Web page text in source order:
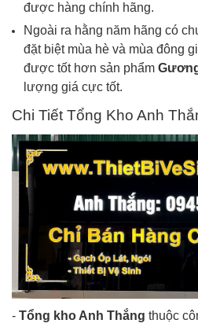
được hàng chính hãng.
Ngoài ra hằng năm hãng có
đặt biệt mùa hè và mùa đông
được tốt hơn sản phẩm
lượng giá cực tốt.
Chi Tiết Tổng Kho Anh
- Tổng kho Anh Thắng thuộc